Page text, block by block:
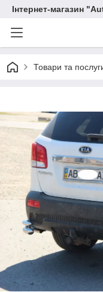
Інтернет-магазин
Товари та